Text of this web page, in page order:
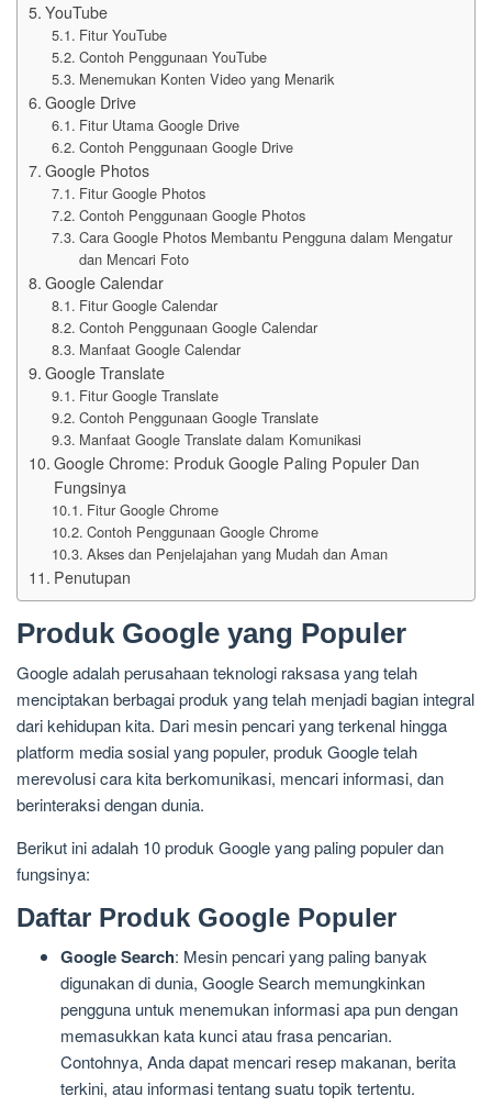
YouTube
Fitur YouTube
Contoh Penggunaan YouTube
Menemukan Konten Video yang Menarik
Google Drive
Fitur Utama Google Drive
Contoh Penggunaan Google Drive
Google Photos
Fitur Google Photos
Contoh Penggunaan Google Photos
Cara Google Photos Membantu Pengguna dalam Mengatur
dan Mencari Foto
Google Calendar
Fitur Google Calendar
Contoh Penggunaan Google Calendar
Manfaat Google Calendar
Google Translate
Fitur Google Translate
Contoh Penggunaan Google Translate
Manfaat Google Translate dalam Komunikasi
Google Chrome: Produk Google Paling Populer Dan
Fungsinya
Fitur Google Chrome
Contoh Penggunaan Google Chrome
Akses dan Penjelajahan yang Mudah dan Aman
Penutupan
Produk Google yang Populer
Google adalah perusahaan teknologi raksasa yang telah
menciptakan berbagai produk yang telah menjadi bagian integral
dari kehidupan kita. Dari mesin pencari yang terkenal hingga
platform media sosial yang populer, produk Google telah
merevolusi cara kita berkomunikasi, mencari informasi, dan
berinteraksi dengan dunia.
Berikut ini adalah 10 produk Google yang paling populer dan
fungsinya:
Daftar Produk Google Populer
Google Search: Mesin pencari yang paling banyak
digunakan di dunia, Google Search memungkinkan
pengguna untuk menemukan informasi apa pun dengan
memasukkan kata kunci atau frasa pencarian.
Contohnya, Anda dapat mencari resep makanan, berita
terkini, atau informasi tentang suatu topik tertentu.